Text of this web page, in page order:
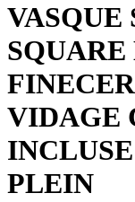
VASQUE
SQUARE
VIDAGE
PLEIN